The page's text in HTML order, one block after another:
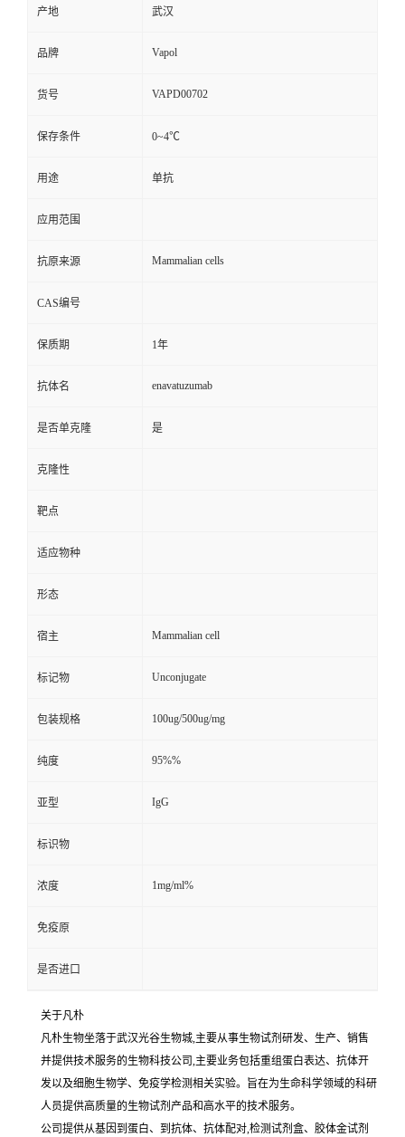
产地 武汉
品牌 Vapol
货号 VAPD00702
保存条件 0~4℃
用途 单抗
应用范围
抗原来源 Mammalian cells
CAS编号
保质期 1年
抗体名 enavatuzumab
是否单克隆 是
克隆性
靶点
适应物种
形态
宿主 Mammalian cell
标记物 Unconjugate
包装规格 100ug/500ug/mg
纯度 95%%
亚型 IgG
标识物
浓度 1mg/ml%
免疫原
是否进口
关于凡朴
凡朴生物坐落于武汉光谷生物城,主要从事生物试剂研发、生产、销售
并提供技术服务的生物科技公司,主要业务包括重组蛋白表达、抗体开
发以及细胞生物学、免疫学检测相关实验。旨在为生命科学领域的科研
人员提供高质量的生物试剂产品和高水平的技术服务。
公司提供从基因到蛋白、到抗体、抗体配对,检测试剂盒、胶体金试剂